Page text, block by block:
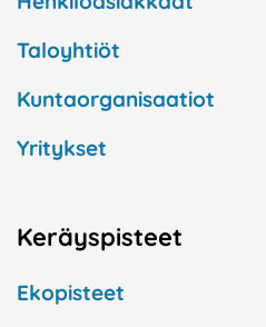
Taloyhtiöt
Kuntaorganisaatiot
Yritykset
Keräyspisteet
Ekopisteet